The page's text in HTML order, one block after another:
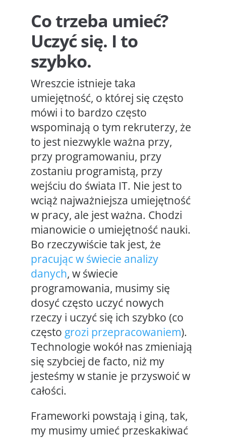
Co trzeba umieć?
Uczyć się. I to
szybko.
Wreszcie istnieje taka
umiejętność, o której się często
mówi i to bardzo często
wspominają o tym rekruterzy, że
to jest niezwykle ważna przy,
przy programowaniu, przy
zostaniu programistą, przy
wejściu do świata IT. Nie jest to
wciąż najważniejsza umiejętność
w pracy, ale jest ważna. Chodzi
mianowicie o umiejętność nauki.
Bo rzeczywiście tak jest, że
pracując w świecie analizy
danych, w świecie
programowania, musimy się
dosyć często uczyć nowych
rzeczy i uczyć się ich szybko (co
często grozi przepracowaniem).
Technologie wokół nas zmieniają
się szybciej de facto, niż my
jesteśmy w stanie je przyswoić w
całości.
Frameworki powstają i giną, tak,
my musimy umieć przeskakiwać